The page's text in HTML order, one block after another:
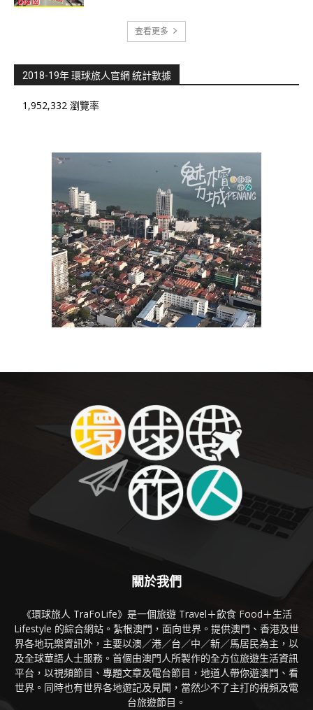
查看更多
2018-19年 環球旅人官網 統計數據
1,952,332 瀏覽率
關於我們
《環球旅人 TraFoLife》是一個旅遊 Travel＋飲食 Food＋生活
Lifestyle 的綜合網站。紮根澳門，面向世界。提供澳門、香港及世
界各地玩樂資訊外，主要以澳／港／台／中／新／馬居民為主，以
及全球華語人士服務。首個由澳門人所製作的全方位旅遊生活資訊
平台，以視頻節目、專題文章及電台節目，地道人帶你遊澳門、看
世界。同時也有世界各地遊記及見聞，當然少不了主打的視頻及電
台旅遊節目。